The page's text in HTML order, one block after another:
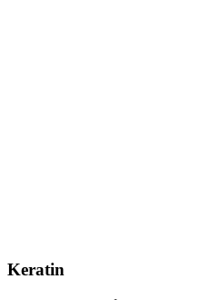
Keratin